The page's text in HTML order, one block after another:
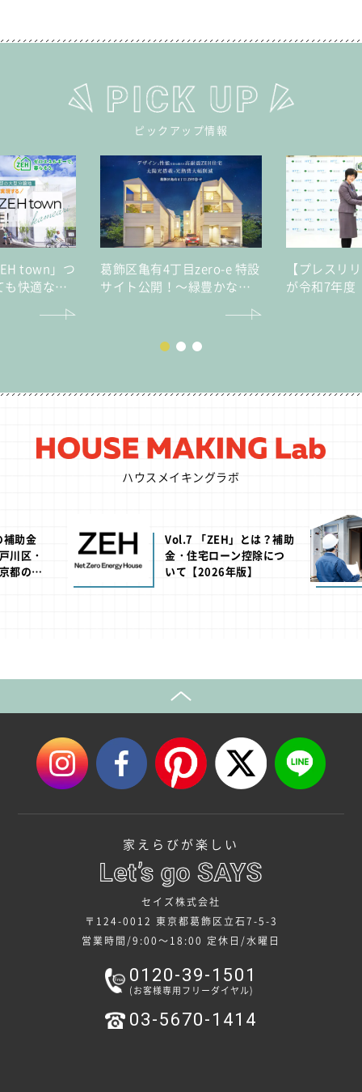
ピックアップ情報
town」つ
も快適な亀
葛飾区亀有4丁目zero-e 特設
サイト公開！～緑豊かな住
【プレスリ
が令和7年度
ハウスメイキングラボ
助金
川区・
都の助
Vol.7 「ZEH」とは？補助
金・住宅ローン控除につ
いて【2026年版】
家えらびが楽しい
セイズ株式会社
〒124-0012 東京都葛飾区立石7-5-3
営業時間/9:00～18:00 定休日/水曜日
0120-39-1501
(お客様専用フリーダイヤル)
03-5670-1414